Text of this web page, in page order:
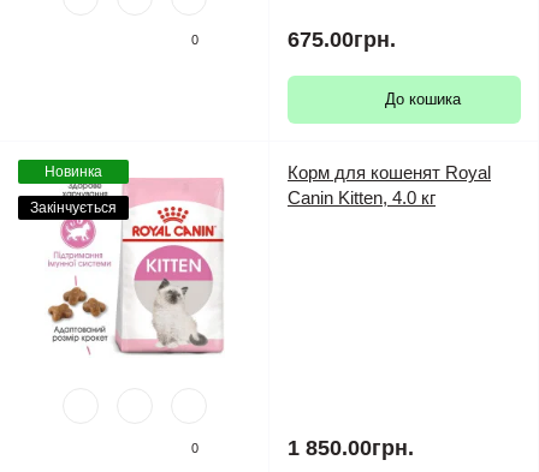
0 675.00грн.
До кошика
Новинка
Закінчується
0
Корм для кошенят Royal
Canin Kitten, 4.0 кг
1 850.00грн.